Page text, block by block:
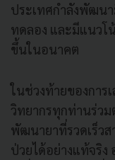
ประเทศกำลังพัฒนา
ทดลอง และมีแนวโ
ขึ้นในอนาคต
ในช่วงท้ายของการ
วิทยากรทุกท่านร่ว
พัฒนายาที่รวดเร็ว
ป่วยได้อย่างแท้จริง